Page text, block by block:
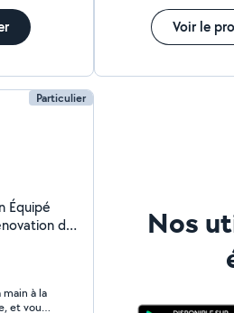
Voir le
Particulier
à la
et vous
Nos